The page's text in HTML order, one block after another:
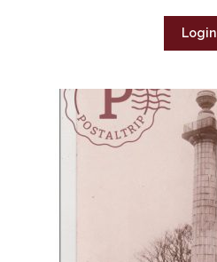
Login